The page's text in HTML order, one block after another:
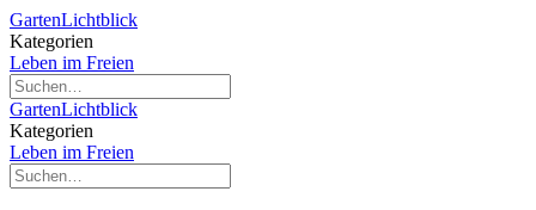
GartenLichtblick
Kategorien
Leben im Freien
GartenLichtblick
Kategorien
Leben im Freien